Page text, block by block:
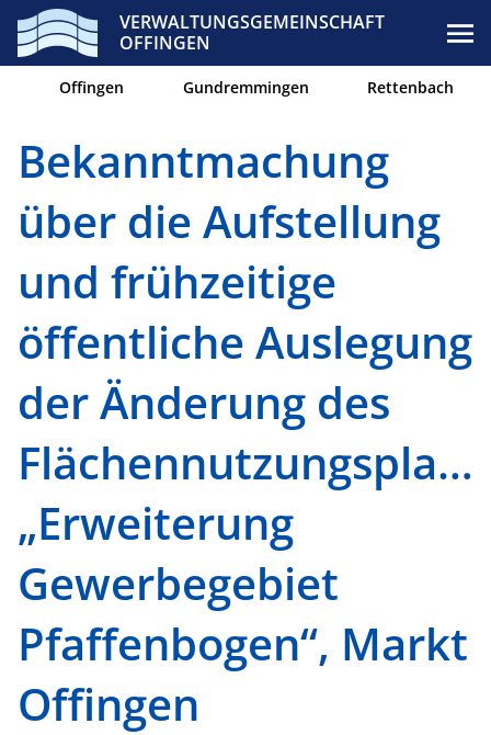
VERWALTUNGSGEMEINSCHAFT
OFFINGEN
Offingen Gundremmingen Rettenbach
Bekanntmachung
über die Aufstellung
und frühzeitige
öffentliche Auslegung
der Änderung des
„Erweiterung
Gewerbegebiet
Pfaffenbogen“, Markt
Offingen